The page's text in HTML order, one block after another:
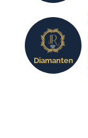
Diamanten